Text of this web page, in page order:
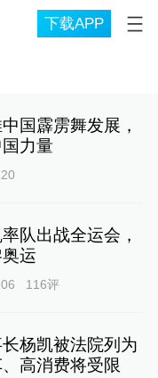
下载APP
国霹雳舞发展，
力量
队出战全运会，
运
116评
杨凯被法院列为
高消费将受限